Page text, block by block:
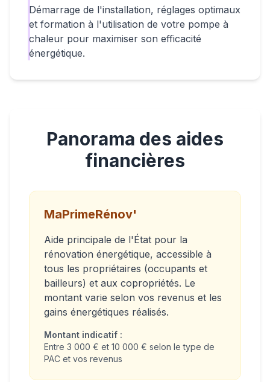
Démarrage de l'installation, réglages optimaux
et formation à l'utilisation de votre pompe à
chaleur pour maximiser son efficacité
énergétique.
Panorama des aides
financières
MaPrimeRénov'
Aide principale de l'État pour la
rénovation énergétique, accessible à
tous les propriétaires (occupants et
bailleurs) et aux copropriétés. Le
montant varie selon vos revenus et les
gains énergétiques réalisés.
Montant indicatif :
Entre 3 000 € et 10 000 € selon le type de
PAC et vos revenus